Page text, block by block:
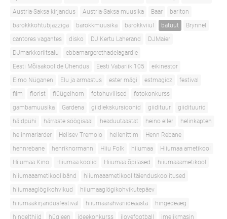
Austria-Saksa kirjandus
Austria-Saksa muusika Baar
bariton
barokkkohtubjazziga
barokkmuusika barokkviiul batuut
Brynnel
cantores vagantes
disko DJ Kertu Laherand
DJMaier
DJmarkkoriitsalu
ebbamargerethadelagardie
Eesti Mõisakoolide Ühendus
Eesti Vabariik 105
eikinestor
Elmo Nüganen
Elu ja armastus ester mägi estmagicz
festival
film
florist flüügelhorn fotohuvilised
fotokonkurss
gambamuusika
Gardena giidiekskursioonid giidituur
giidituurid
häidpühi
härraste söögisaal headuutaastat heino eller
helinkapten
helinmariarder
Helisev Tremolo hellenittim
Henn Rebane
hennrebane
henriknormann Hiiu Folk hiiumaa
Hiiumaa ametikool
Hiiumaa Kino
Hiiumaa koolid Hiiumaa õpilased
hiiumaaametikool
hiiumaaametikoolibänd
hiiumaaametikoolitäienduskoolitused
hiiumaaglögikohvikud
hiiumaaglögikohvikutepäev
hiiumaakirjandusfestival
hiiumaarahvariideaasta
hingedeaeg
hingelthiid
hügieen ideekonkurss ilovefootball
imelikmasin